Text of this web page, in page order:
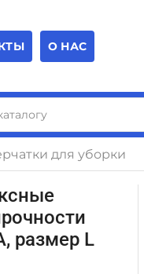
О НАС
для уборки
размер L